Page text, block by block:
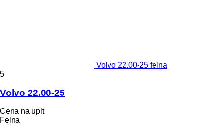
Volvo 22.00-25 felna
5
Volvo 22.00-25
Cena na upit
Felna